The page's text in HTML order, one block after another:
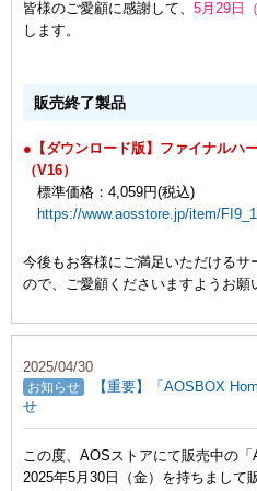
皆様のご愛顧に感謝して、 5月29日
します。
販売終了製品
●【ダウンロード版】ファイナルハ
（V16）
標準価格：4,059円(税込)
https://www.aosstore.jp/item/
今後もお客様にご満足いただける
ので、ご愛顧くださいますようお願
2025/04/30
お知らせ
【重要】「AOSBOX
せ
この度、AOSストアにて販売中の「
2025年5月30日（金）を持ちまして